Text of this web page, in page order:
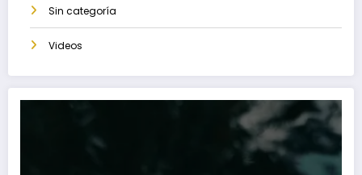
Sin categoría
Videos